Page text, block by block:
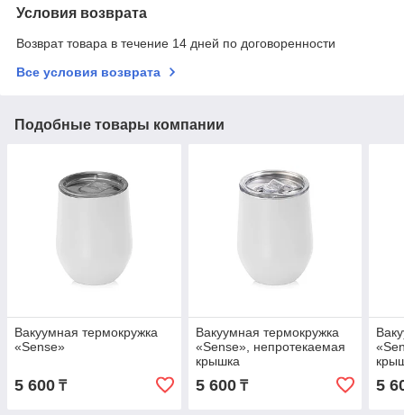
Условия возврата
Возврат товара в течение 14 дней по договоренности
Все условия возврата
Подобные товары компании
Вакуумная термокружка
«Sense»
5 600 ₸
Вакуумная термокружка
«Sense», непротекаемая
крышка
5 600₸ 5